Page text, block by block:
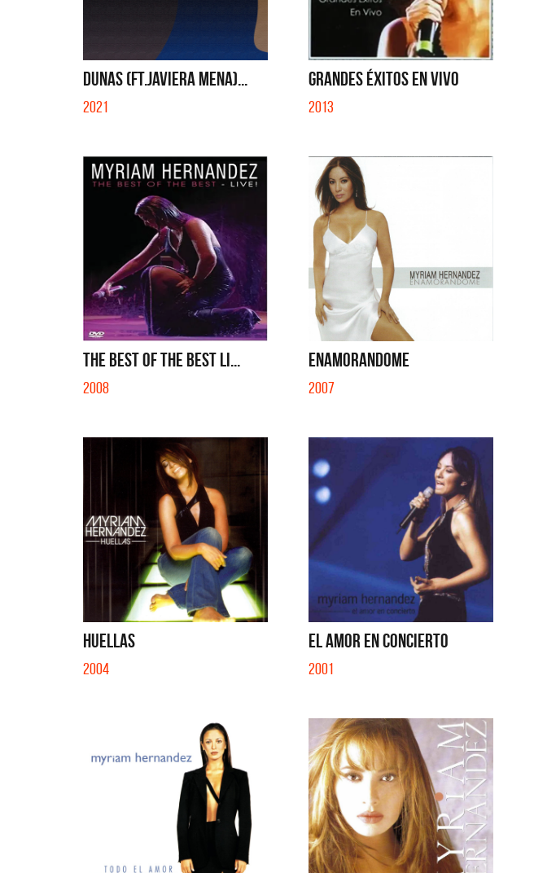
DUNAS (FT.JAVIERA MENA)...
2021
GRANDES ÉXITOS EN VIVO
2013
THE BEST OF THE BEST LI...
2008
ENAMORANDOME
2007
HUELLAS
2004
EL AMOR EN CONCIERTO
2001
Fabiana Cantilo